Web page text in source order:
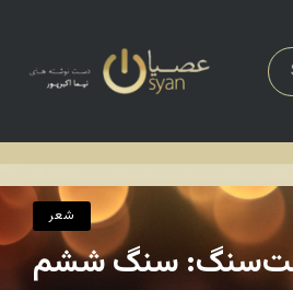
شعر
سنگ ششم